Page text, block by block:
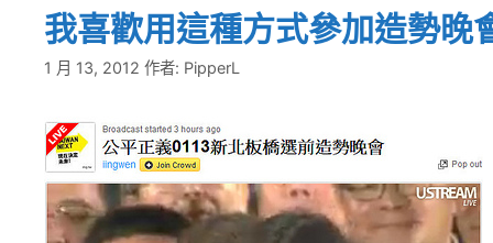
我喜歡用這種方式參加造勢晚
1 月 13, 2012 作者: PipperL